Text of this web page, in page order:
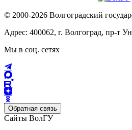
© 2000-2026 Волгоградский
Адрес: 400062, г. Волгоград, пр-т
Мы в соц. сетях
Обратная связь
Сайты ВолГУ